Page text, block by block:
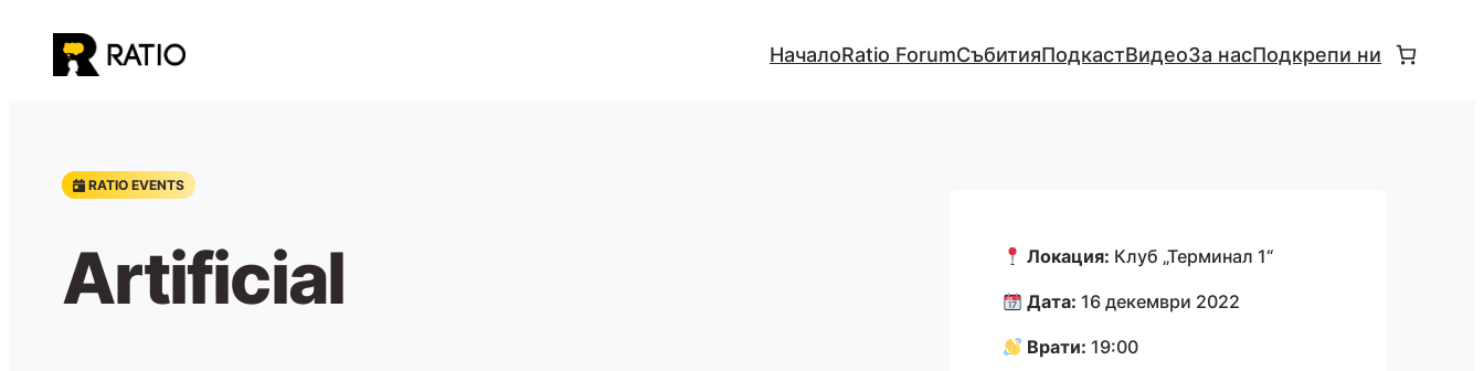
съдържанието
НачалоRatio ForumСъбитияПодкастВидеоЗа насПодкрепи ни
RATIO EVENTS
Artificial Локация: Клуб „Терминал 1“
Дата: 16 декември 2022
Врати: 19:00